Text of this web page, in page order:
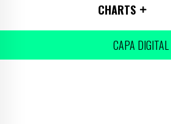
CHARTS
CAPA DIGITAL